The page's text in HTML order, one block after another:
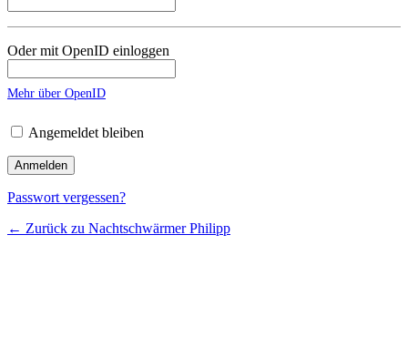
Oder mit OpenID einloggen
Mehr über OpenID
Angemeldet bleiben
Passwort vergessen?
← Zurück zu Nachtschwärmer Philipp